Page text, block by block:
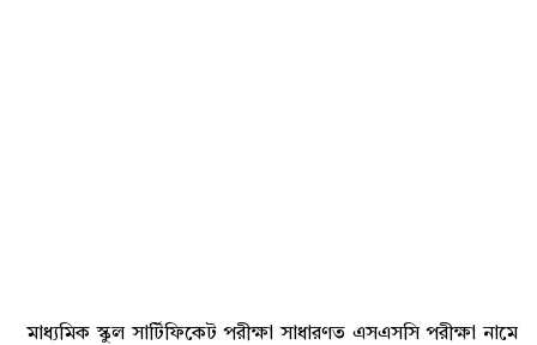
মাধ্যমিক স্কুল সার্টিফিকেট পরীক্ষা সাধারণত এসএসসি পরীক্ষা নামে